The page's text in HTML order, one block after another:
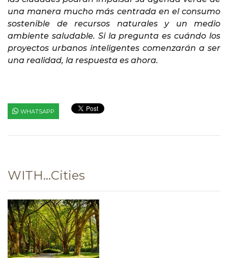
una manera mucho más centrada en el consumo
sostenible de recursos naturales y un medio
ambiente saludable. Si la pregunta es cuándo los
proyectos urbanos inteligentes comenzarán a ser
una realidad, la respuesta es ahora.
WHATSAPP
WITH...Cities